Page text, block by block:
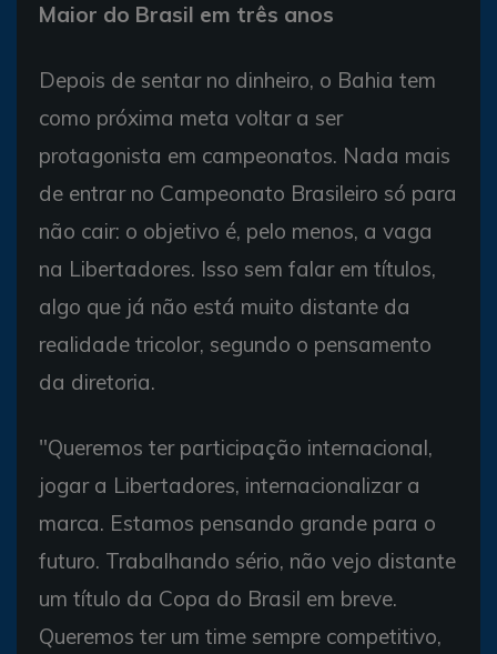
Maior do Brasil em três anos
Depois de sentar no dinheiro, o Bahia tem
como próxima meta voltar a ser
protagonista em campeonatos. Nada mais
de entrar no Campeonato Brasileiro só para
não cair: o objetivo é, pelo menos, a vaga
na Libertadores. Isso sem falar em títulos,
algo que já não está muito distante da
realidade tricolor, segundo o pensamento
da diretoria.
"Queremos ter participação internacional,
jogar a Libertadores, internacionalizar a
marca. Estamos pensando grande para o
futuro. Trabalhando sério, não vejo distante
um título da Copa do Brasil em breve.
Queremos ter um time sempre competitivo,